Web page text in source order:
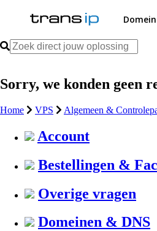
Domein
Sorry, we konden geen
Home VPS Algemeen &
Account
Bestellingen &
Overige vragen
Domeinen & DNS